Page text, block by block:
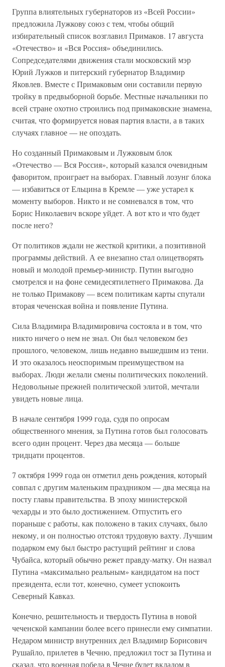
Группа влиятельных губернаторов из «Всей России»
предложила Лужкову союз с тем, чтобы общий
избирательный список возглавил Примаков. 17 августа
«Отечество» и «Вся Россия» объединились.
Сопредседателями движения стали московский мэр
Юрий Лужков и питерский губернатор Владимир
Яковлев. Вместе с Примаковым они составили первую
тройку в предвыборной борьбе. Местные начальники по
всей стране охотно строились под примаковские знамена,
считая, что формируется новая партия власти, а в таких
случаях главное — не опоздать.
Но созданный Примаковым и Лужковым блок
«Отечество — Вся Россия», который казался очевидным
фаворитом, проиграет на выборах. Главный лозунг блока
— избавиться от Ельцина в Кремле — уже устарел к
моменту выборов. Никто и не сомневался в том, что
Борис Николаевич вскоре уйдет. А вот кто и что будет
после него?
От политиков ждали не жесткой критики, а позитивной
программы действий. А ее внезапно стал олицетворять
новый и молодой премьер-министр. Путин выгодно
смотрелся и на фоне семидесятилетнего Примакова. Да
не только Примакову — всем политикам карты спутали
вторая чеченская война и появление Путина.
Сила Владимира Владимировича состояла и в том, что
никто ничего о нем не знал. Он был человеком без
прошлого, человеком, лишь недавно вышедшим из тени.
И это оказалось неоспоримым преимуществом на
выборах. Люди желали смены политических поколений.
Недовольные прежней политической элитой, мечтали
увидеть новые лица.
В начале сентября 1999 года, судя по опросам
общественного мнения, за Путина готов был голосовать
всего один процент. Через два месяца — больше
тридцати процентов.
7 октября 1999 года он отметил день рождения, который
совпал с другим маленьким праздником — два месяца на
посту главы правительства. В эпоху министерской
чехарды и это было достижением. Отпустить его
пораньше с работы, как положено в таких случаях, было
некому, и он полностью отстоял трудовую вахту. Лучшим
подарком ему был быстро растущий рейтинг и слова
Чубайса, который обычно режет правду-матку. Он назвал
Путина «максимально реальным» кандидатом на пост
президента, если тот, конечно, сумеет успокоить
Северный Кавказ.
Конечно, решительность и твердость Путина в новой
чеченской кампании более всего принесли ему симпатии.
Недаром министр внутренних дел Владимир Борисович
Рушайло, прилетев в Чечню, предложил тост за Путина и
сказал, что военная победа в Чечне будет вкладом в